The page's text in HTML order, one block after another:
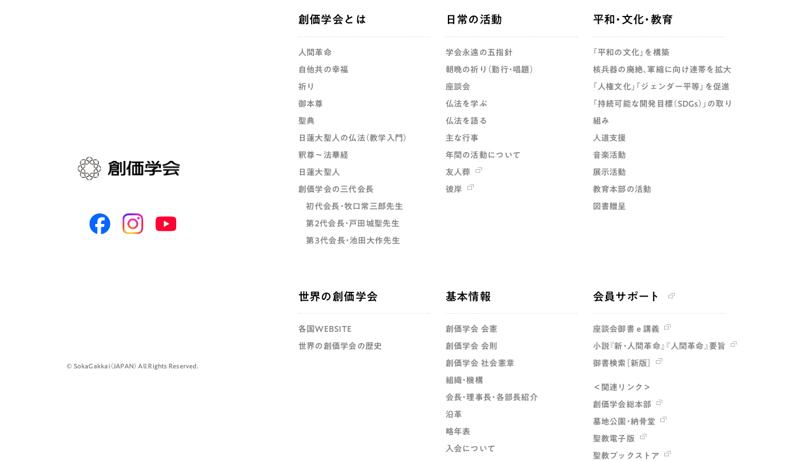
©️ SokaGakkai（JAPAN） All Rights Reserved.
創価学会とは
人間革命
自他共の幸福
祈り
御本尊
聖典
日蓮大聖人の仏法（教学入門）
釈尊～法華経
日蓮大聖人
創価学会の三代会長
初代会長・牧口常三郎先生
第2代会長・戸田城聖先生
第3代会長・池田大作先生
日常の活動
学会永遠の五指針
朝晩の祈り（勤行・唱題）
座談会
仏法を学ぶ
仏法を語る
主な行事
年間の活動について
友人葬
彼岸
平和・文化・教育
「平和の文化」を構築
核兵器の廃絶、軍縮に向け連帯を拡大
「人権文化」「ジェンダー平等」を促進
「持続可能な開発目標（SDGs）」の取り
組み
人道支援
音楽活動
展示活動
教育本部の活動
図書贈呈
世界の創価学会
各国WEBSITE
世界の創価学会の歴史
基本情報
創価学会 会憲
創価学会 会則
創価学会 社会憲章
組織・機構
会長・理事長・各部長紹介
沿革
略年表
入会について
会員サポート
座談会御書ｅ講義
小説『新・人間革命』『人間革命』要旨
御書検索［新版］
＜関連リンク＞
創価学会総本部
墓地公園・納骨堂
聖教電子版
聖教ブックストア